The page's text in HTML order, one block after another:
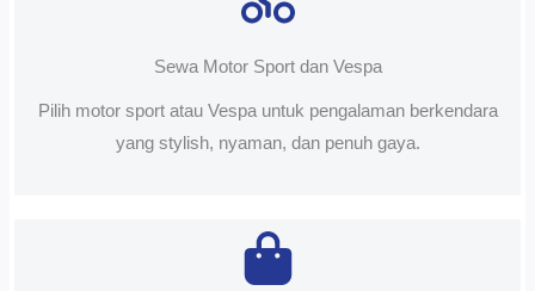
Sewa Motor Sport dan Vespa
Pilih motor sport atau Vespa untuk pengalaman berkendara
yang stylish, nyaman, dan penuh gaya.